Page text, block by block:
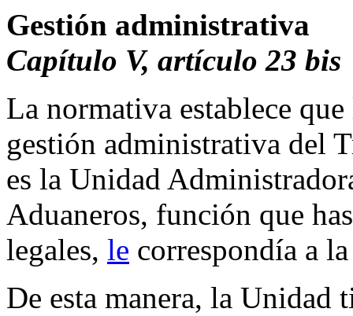
Gestión administrativa
Capítulo V, artículo 23
La normativa establece
gestión administrativa del
es la Unidad
Aduaneros, función que
legales, le correspondía a
De esta manera, la Unidad